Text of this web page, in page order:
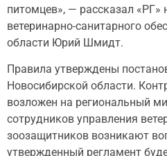
питомцев», — рассказал «РГ»
ветеринарно-санитарного
области Юрий Шмидт.
Правила утверждены
Новосибирской области.
возложен на региональный
сотрудников управления
зоозащитников возникают
утвержденный регламент